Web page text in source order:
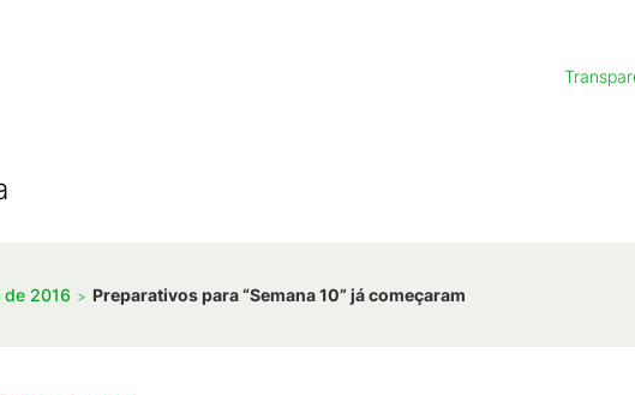
de 2016 Preparativos para “Semana 10” já começaram